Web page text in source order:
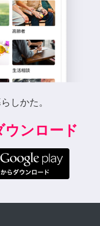
しかた。
ウンロード